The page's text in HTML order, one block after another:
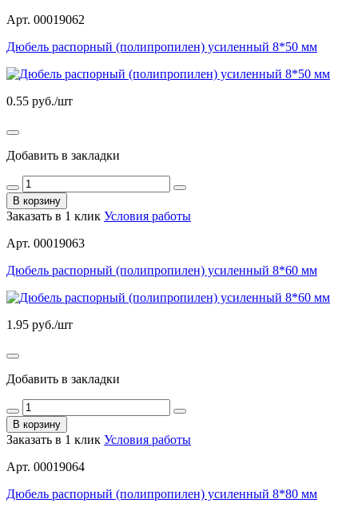
Арт. 00019062
Дюбель распорный (полипропилен) усиленный 8*50 мм
0.55 руб./шт
Добавить в закладки
В корзину
Заказать в 1 клик Условия работы
Арт. 00019063
Дюбель распорный (полипропилен) усиленный 8*60 мм
1.95 руб./шт
Добавить в закладки
В корзину
Заказать в 1 клик Условия работы
Арт. 00019064
Дюбель распорный (полипропилен) усиленный 8*80 мм